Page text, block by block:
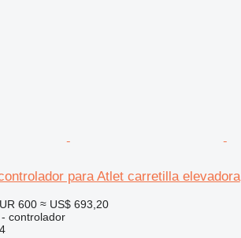
para Atlet carretilla elevadora
600 ≈ US$ 693,20
controlador